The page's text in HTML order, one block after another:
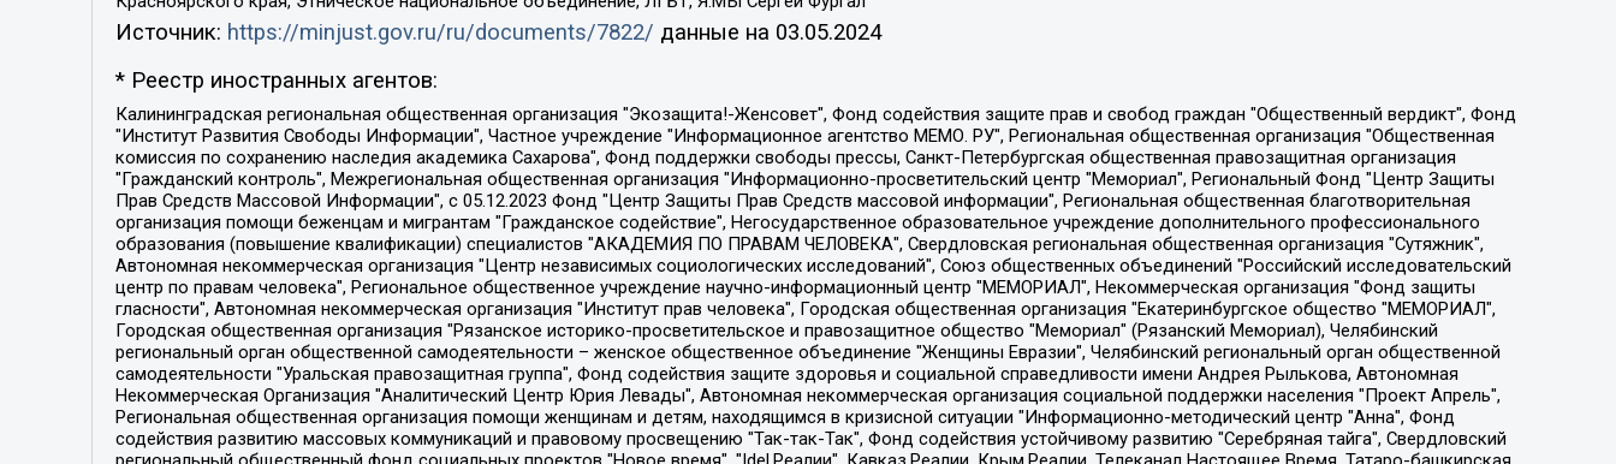
Источник: https://minjust.gov.ru/ru/documents/7822/ данные на 03.05.2024
* Реестр иностранных агентов:
Калининградская региональная общественная организация "Экозащита!-Женсовет", Фонд содействия защите прав и свобод граждан "Общественный вердикт", Фонд "Институт Развития Свободы Информации", Частное учреждение "Информационное агентство МЕМО. РУ", Региональная общественная организация "Общественная комиссия по сохранению наследия академика Сахарова", Фонд поддержки свободы прессы, Санкт-Петербургская общественная правозащитная организация "Гражданский контроль", Межрегиональная общественная организация "Информационно-просветительский центр "Мемориал", Региональный Фонд "Центр Защиты Прав Средств Массовой Информации", с 05.12.2023 Фонд "Центр Защиты Прав Средств массовой информации", Региональная общественная благотворительная организация помощи беженцам и мигрантам "Гражданское содействие", Негосударственное образовательное учреждение дополнительного профессионального образования (повышение квалификации) специалистов "АКАДЕМИЯ ПО ПРАВАМ ЧЕЛОВЕКА", Свердловская региональная общественная организация "Сутяжник", Автономная некоммерческая организация "Центр независимых социологических исследований", Союз общественных объединений "Российский исследовательский центр по правам человека", Региональное общественное учреждение научно-информационный центр "МЕМОРИАЛ", Некоммерческая организация "Фонд защиты гласности", Автономная некоммерческая организация "Институт прав человека", Городская общественная организация "Екатеринбургское общество "МЕМОРИАЛ", Городская общественная организация "Рязанское историко-просветительское и правозащитное общество "Мемориал" (Рязанский Мемориал), Челябинский региональный орган общественной самодеятельности – женское общественное объединение "Женщины Евразии", Челябинский региональный орган общественной самодеятельности "Уральская правозащитная группа", Фонд содействия защите здоровья и социальной справедливости имени Андрея Рылькова, Автономная Некоммерческая Организация "Аналитический Центр Юрия Левады", Автономная некоммерческая организация социальной поддержки населения "Проект Апрель", Региональная общественная организация помощи женщинам и детям, находящимся в кризисной ситуации "Информационно-методический центр "Анна", Фонд содействия развитию массовых коммуникаций и правовому просвещению "Так-так-Так", Фонд содействия устойчивому развитию "Серебряная тайга", Свердловский региональный общественный фонд социальных проектов "Новое время", "Idel.Реалии", Кавказ.Реалии, Крым.Реалии, Телеканал Настоящее Время, Татаро-башкирская служба Радио Свобода (Azatliq Radiosi), Радио Свободная Европа/Радио Свобода (PCE/PC), "Сибирь.Реалии", "Фактограф", Благотворительный фонд помощи осужденным и их семьям, Автономная некоммерческая организация "Институт глобализации и социальных движений", Фонд "В защиту прав заключенных", Частное учреждение "Центр поддержки и содействия развитию средств массовой информации", Пензенский региональный общественный благотворительный фонд "Гражданский союз", "Север.Реалии", Некоммерческая организация Фонд "Правовая инициатива", Общество с ограниченной ответственностью "Радио Свободная Европа/Радио Свобода", Чешское информационное агентство "MEDIUM-ORIENT", Красноярская региональная общественная организация "Мы против СПИДа", Камалягин Денис Николаевич, Маркелов Сергей Евгеньевич, Пономарев Лев Александрович, Савицкая Людмила Алексеевна, Автономная некоммерческая организация "Центр по работе с проблемой насилия "НАСИЛИЮ.НЕТ", Межрегиональный профессиональный союз работников здравоохранения "Альянс врачей", Юридическое лицо, зарегистрированное в Латвийской Республике, SIA "Medusa Project" (регистрационный номер 40103797863, дата регистрации 10.06.2014), Некоммерческая организация "Фонд по борьбе с коррупцией", Автономная некоммерческая организация "Институт права и публичной политики", Баданин Роман Сергеевич, Гликин Максим Александрович, Железнова Мария Михайловна, Лукьянова Юлия Сергеевна, Маетная Елизавета Витальевна, Маняхин Петр Борисович, Чуракова Ольга Владимировна, Ярош Юлия Петровна, Юридическое лицо "The Insider SIA", зарегистрированное в Риге, Латвийская Республика (дата регистрации 26.06.2015), являющееся администратором доменного имени интернет-издания "The Insider SIA", https://theins.ru, Постернак Алексей Евгеньевич, Рубин Михаил Аркадьевич, Анин Роман Александрович, Юридическое лицо Istories fonds, зарегистрированное в Латвийской Республике (регистрационный номер 50008295751, дата регистрации 24.02.2020), Великовский Дмитрий Александрович, Долинина Ирина Николаевна, Мароховская Алеся Алексеевна, Шлейнов Роман Юрьевич, Шмагун Олеся Валентиновна, Общество с ограниченной ответственностью "Альтаир 2021", Общество с ограниченной ответственностью "Вега 2021", Общество с ограниченной ответственностью "Главный редактор 2021", Общество с ограниченной ответственностью "Ромашки монолит", Важенков Артем Валерьевич, Ивановская областная общественная организация "Центр гендерных исследований", Гурман Юрий Альбертович, Медиапроект "ОВД-Инфо", Егоров Владимир Владимирович, Жилинский Владимир Александрович, Общество с ограниченной ответственностью "ЗП", Иванова София Юрьевна, Карезина Инна Павловна, Кильтау Екатерина Викторовна, Петров Алексей Викторович, Пискунов Сергей Евгеньевич, Смирнов Сергей Сергеевич, Тихонов Михаил Сергеевич, Общество с ограниченной ответственностью "ЖУРНАЛИСТ-ИНОСТРАННЫЙ АГЕНТ", Арапова Галина Юрьевна, Вольтская Татьяна Анатольевна, Американская компания "Mason G.E.S. Anonymous Foundation" (США), являющаяся владельцем интернет-издания https://mnews.world/, Компания "Stichting Bellingcat", зарегистрированная в Нидерландах (дата регистрации 11.07.2018), Захаров Андрей Вячеславович, Клепиковская Екатерина Дмитриевна, Общество с ограниченной ответственностью "МЕМО", Перл Роман Александрович, Симонов Евгений Алексеевич, Соловьева Елена Анатольевна, Сотников Даниил Владимирович, Сурначева Елизавета Дмитриевна, Автономная некоммерческая организация по защите прав человека и информированию населения "Якутия – Наше Мнение", Общество с ограниченной ответственностью "Москоу диджитал медиа", с 26.01.2023 Общество с ограниченной ответственностью "Чайка Белые сады", Ветошкина Валерия Валерьевна, Заговора Максим Александрович, Межрегиональное общественное движение "Российская ЛГБТ - сеть", Оленичев Максим Владимирович, Павлов Иван Юрьевич, Скворцова Елена Сергеевна, Общество с ограниченной ответственностью "Как бы инагент", Кочетков Игорь Викторович, Общество с ограниченной ответственностью "Честные выборы", Еланчик Олег Александрович, Общество с ограниченной ответственностью "Нобелевский призыв", Гималова Регина Эмилевна, Григорьев Андрей Валерьевич, Григорьева Алина Александровна, Ассоциация по содействию защите прав призывников, альтернативнослужащих и военнослужащих "Правозащитная группа "Гражданин.Армия.Право", Хисамова Регина Фаритовна, Автономная некоммерческая организация по реализации социально-правовых программ "Лилит", Дальневосточное общественное движение "Маяк", Санкт-Петербургская ЛГБТ-инициативная группа "Выход", Инициативная группа ЛГБТ+ "Реверс", Алексеев Андрей Викторович, Бекбулатова Таисия Львовна, Беляев Иван Михайлович, Владыкина Елена Сергеевна, Гельман Марат Александрович, Никульшина Вероника Юрьевна, Толоконникова Надежда Андреевна, Шендерович Виктор Анатольевич, Общество с ограниченной ответственностью "Данное сообщение", Общество с ограниченной ответственностью Издательский дом "Новая глава", Айнбиндер Александра Александровна, Московский комьюнити-центр для ЛГБТ+инициатив, Благотворительный фонд развития филантропии, Deutsche Welle (Германия, Kurt-Schumacher-Strasse 3, 53113 Bonn), Борзунова Мария Михайловна, Воробьев Виктор Викторович, Голубева Анна Львовна, Константинова Алла Михайловна, Малкова Ирина Владимировна, Мурадов Мурад Абдулгалимович, Осетинская Елизавета Николаевна, Понасенков Евгений Николаевич, Ганапольский Матвей Юрьевич, Киселев Евгений Алексеевич, Борухович Ирина Григорьевна, Дремин Иван Тимофеевич, Дубровский Дмитрий Викторович, Красноярская региональная общественная организация поддержки и развития альтернативных образовательных технологий и межкультурных коммуникаций "ИНТЕРРА", Маяковская Екатерина Алексеевна, Фейгин Марк Захарович, Филимонов Андрей Викторович, Дзугкоева Регина Николаевна, Доброхотов Роман Александрович, Дудь Юрий Александрович, Елкин Сергей Владимирович, Кругликов Кирилл Игоревич, Сабунаева Мария Леонидовна, Семенов Алексей Владимирович, Шаинян Карен Багратович, Шульман Екатерина Михайловна, Асафьев Артур Валерьевич, Вахштайн Виктор Семенович, Венедиктов Алексей Алексеевич, Лушникова Екатерина Евгеньевна, Волков Леонид Михайлович, Невзоров Александр Глебович, Пархоменко Сергей Борисович, Сироткин Ярослав Николаевич, Кара-Мурза Владимир Владимирович, Баранова Наталья Владимировна, Гозман Леонид Яковлевич, Кагарлицкий Борис Юльевич, Климарев Михаил Валерьевич, Милов Владимир Станиславович, Автономная некоммерческая организация Краснодарский центр современного искусства "Типография", Моргенштерн Алишер Тагирович, Соболь Любовь Эдуардовна, Общество с ограниченной ответственностью "ЛИЗА НОРМ", Каспаров Гарри Кимович, Ходорковский Михаил Борисович, Общество с ограниченной ответственностью "Апрельские тезисы", Данилович Ирина Брониславовна, Кашин Олег Владимирович, Петров Николай Владимирович, Пивоваров Алексей Владимирович, Соколов Михаил Владимирович, Цветкова Юлия Владимировна, Чичваркин Евгений Александрович, Комитет против пыток/Команда против пыток, Общество с ограниченной ответственностью "Первый научный", Общество с ограниченной ответственностью "Вертолет и ко", Белоцерковская Вероника Борисовна, Кац Максим Евгеньевич, Лазарева Татьяна Юрьевна, Шаведдинов Руслан Табризович, Яшин Илья Валерьевич, Общество с ограниченной ответственностью "Иноагент ААВ", Алешковский Дмитрий Петрович, Альбац Евгения Марковна, Быков Дмитрий Львович, Галямина Юлия Евгеньевна, Лойко Сергей Леонидович, Мартынов Кирилл Константинович, Медведев Сергей Александрович, Крашенинников Федор Геннадиевич, Гордеева Катерина Вл